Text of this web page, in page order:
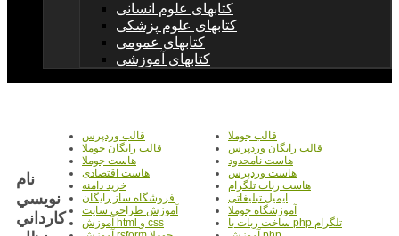
کتابهای علوم انسانی
کتابهای علوم پزشکی
کتابهای عمومی
کتابهای آموزشی
قالب جوملا
قالب وردپرس
قالب رایگان وردپرس
قالب رایگان جوملا
هاست نامحدود
هاست جوملا
هاست وردپرس
هاست اقتصادی
هاست ربات تلگرام
خرید دامنه
ایمیل تبلیغاتی
فروشگاه ساز رایگان
آموزشگاه جوملا
آموزش طراحی سایت
ساخت ربات با php تلگرام
آموزش html و css
نام
نويسي
کارداني